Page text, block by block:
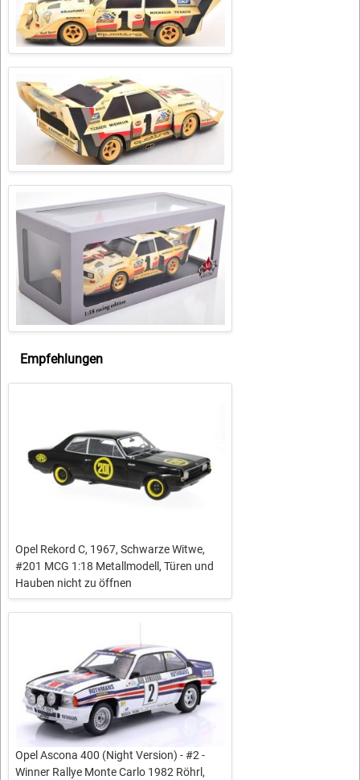
Empfehlungen
Opel Rekord C, 1967, Schwarze Witwe,
#201 MCG 1:18 Metallmodell, Türen und
Hauben nicht zu öffnen
Opel Ascona 400 (Night Version) - #2 -
Winner Rallye Monte Carlo 1982 Röhrl,